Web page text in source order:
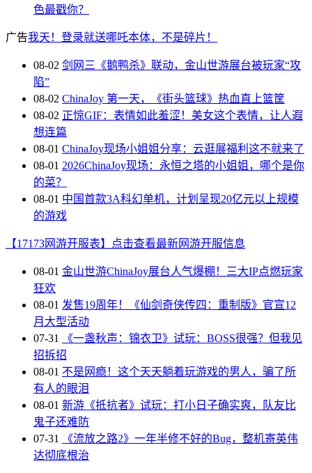
色最戳你？
广告我天！登录就送哪吒本体，不是碎片！
08-02 剑网三《鹅鸭杀》联动，金山世游展台被玩家“攻
陷”
08-02 ChinaJoy 第一天，《街头篮球》热血直上篮筐
08-02 正惊GIF：表情如此羞涩！美女这个表情，让人遐
想连篇
08-01 ChinaJoy现场小姐姐分享：云逛展福利这不就来了
08-01 2026ChinaJoy现场：永恒之塔的小姐姐，哪个是你
的菜？
08-01 中国首款3A科幻单机，计划呈现20亿元以上规模
的游戏
【17173网游开服表】点击查看最新网游开服信息
08-01 金山世游ChinaJoy展台人气爆棚！三大IP点燃玩家
狂欢
08-01 发售19周年！《仙剑奇侠传四：重制版》官宣12
月大型活动
07-31
《一盏秋声：锦衣卫》试玩：BOSS很强？但我见
招拆招
08-01 不是网瘾！这个天天躺着玩游戏的男人，骗了所
有人的眼泪
08-01 新游《抵抗者》试玩：打小日子确实爽，队友比
鬼子还难防
07-31
《流放之路2》一年半修不好的Bug，整机寄英伟
达彻底根治